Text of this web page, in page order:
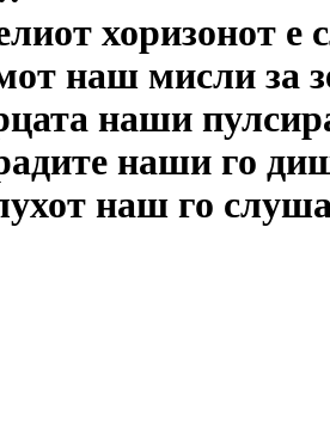
хоризонот е
наш мисли за
наши
наши го
наш го